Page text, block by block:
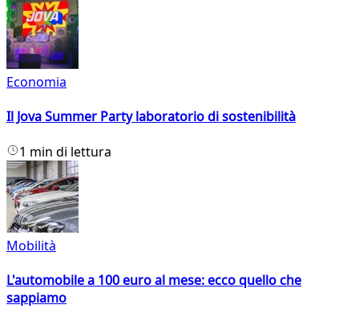
Economia
Il Jova Summer Party laboratorio di sostenibilità
1 min di lettura
Mobilità
L'automobile a 100 euro al mese: ecco quello che
sappiamo